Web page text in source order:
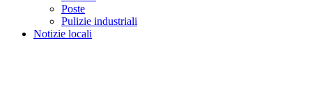
Poste
Pulizie industriali
Notizie locali